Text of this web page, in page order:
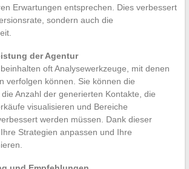
Erwartungen entsprechen. Dies verbessert
sondern auch die
der Agentur
oft Analysewerkzeuge, mit denen
verfolgen können. Sie können die
Anzahl der generierten Kontakte, die
visualisieren und Bereiche
werden müssen. Dank dieser
Strategien anpassen und Ihre